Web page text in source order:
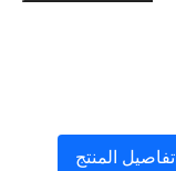
تفاصيل المنتج